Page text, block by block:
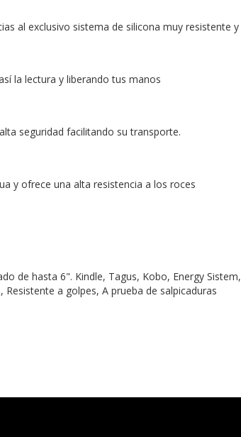
al exclusivo sistema de silicona muy resistente y
la lectura y liberando tus manos
seguridad facilitando su transporte.
y ofrece una alta resistencia a los roces
de hasta 6". Kindle, Tagus, Kobo, Energy Sistem,
a golpes, A prueba de salpicaduras